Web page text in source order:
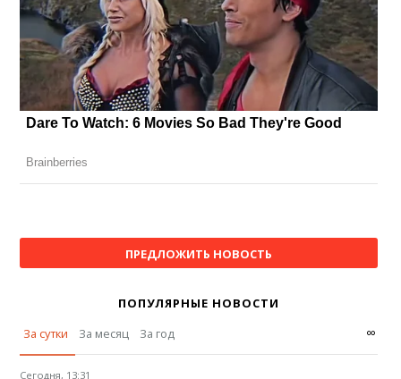
ПРЕДЛОЖИТЬ НОВОСТЬ
ПОПУЛЯРНЫЕ НОВОСТИ
За сутки
За месяц За год ∞
Сегодня, 13:31